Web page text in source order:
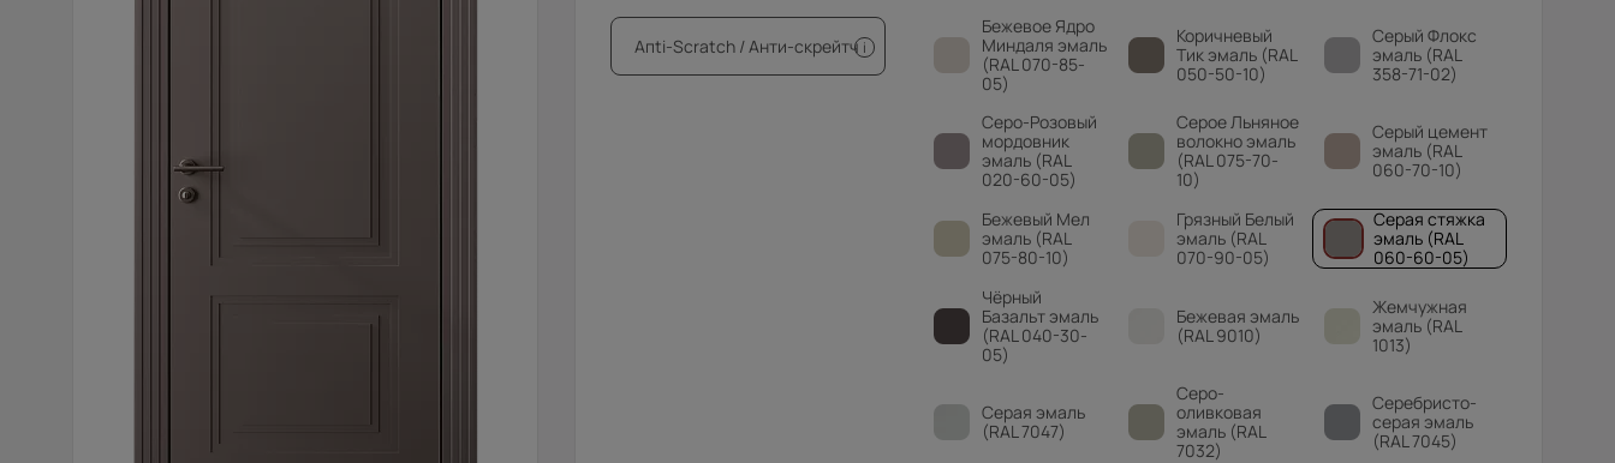
Апti-Sсrаtсh / Анти-скрейтч i
Бежевое Ядро
Миндаля эмаль
(RAL 070-85-
05)
Коричневый
Тик эмаль (RAL
050-50-10)
Серый Флокс
эмаль (RAL
358-71-02)
Серо-Розовый
мордовник
эмаль (RAL
020-60-05)
Серое Льняное
волокно эмаль
(RAL 075-70-
10)
Серый цемент
эмаль (RAL
060-70-10)
Бежевый Мел
эмаль (RAL
075-80-10)
Грязный Белый
эмаль (RAL
070-90-05)
Серая стяжка
эмаль (RAL
060-60-05)
Чёрный
Базальт эмаль
(RAL 040-30-
05)
Бежевая эмаль
(RAL 9010)
Жемчужная
эмаль (RAL
1013)
Серая эмаль
(RAL 7047)
Серо-
оливковая
эмаль (RAL
7032)
Серебристо-
серая эмаль
(RAL 7045)